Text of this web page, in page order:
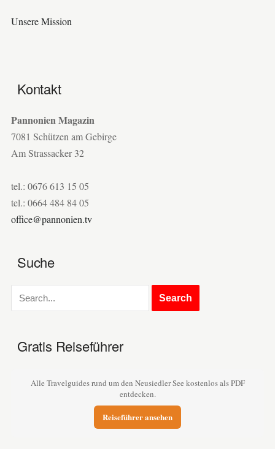
Unsere Mission
Kontakt
Pannonien Magazin
7081 Schützen am Gebirge
Am Strassacker 32
tel.: 0676 613 15 05
tel.: 0664 484 84 05
office@pannonien.tv
Suche
Gratis Reiseführer
Alle Travelguides rund um den Neusiedler See kostenlos als PDF
entdecken.
Reiseführer ansehen